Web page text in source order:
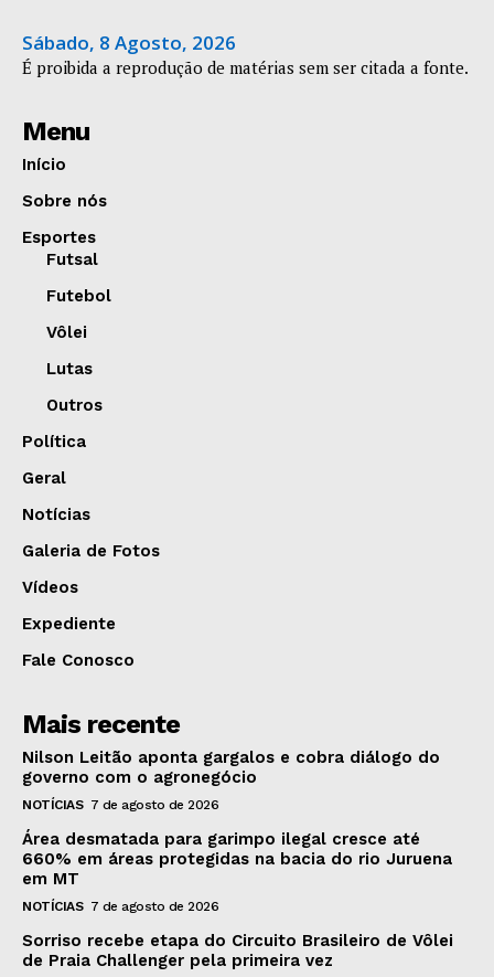
Sábado, 8 Agosto, 2026
É proibida a reprodução de matérias sem ser citada a fonte.
Menu
Início
Sobre nós
Esportes
Futsal
Futebol
Vôlei
Lutas
Outros
Política
Geral
Notícias
Galeria de Fotos
Vídeos
Expediente
Fale Conosco
Mais recente
Nilson Leitão aponta gargalos e cobra diálogo do
governo com o agronegócio
NOTÍCIAS 7 de agosto de 2026
Área desmatada para garimpo ilegal cresce até
660% em áreas protegidas na bacia do rio Juruena
em MT
NOTÍCIAS 7 de agosto de 2026
Sorriso recebe etapa do Circuito Brasileiro de Vôlei
de Praia Challenger pela primeira vez